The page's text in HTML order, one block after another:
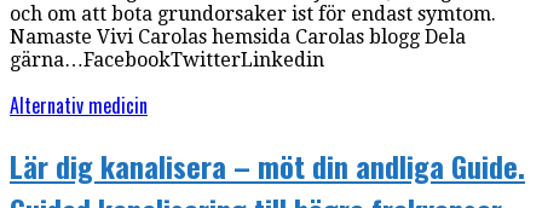
och om att bota grundorsaker ist för endast symtom.
Namaste Vivi Carolas hemsida Carolas blogg Dela
gärna…FacebookTwitterLinkedin
Alternativ medicin
Lär dig kanalisera – möt din andliga Guide.